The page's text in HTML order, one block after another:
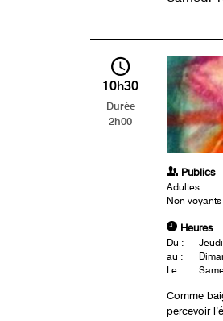
10h30
Durée
2h00
Publics
Adultes
Non
Heures
Du :
au :
Le :
Comme
percevoir